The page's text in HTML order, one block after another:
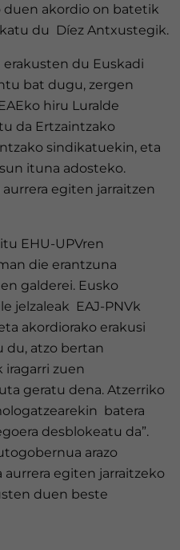
duen akordio on batetik
du Díez Antxustegik.
erakusten du Euskadi
bat dugu, zergen
hiru Luralde
da Ertzaintzako
sindikatuekin, eta
ituna adosteko.
egiten jarraitzen
EHU-UPVren
die erantzuna
galderei. Eusko
jelzaleak EAJ-PNVk
akordiorako erakusi
du, atzo bertan
zuen
geratu dena. Atzerriko
batera
desblokeatu da”.
arazo
egiten jarraitzeko
duen beste